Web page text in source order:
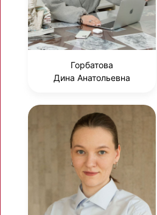
Горбатова
Дина Анатольевна